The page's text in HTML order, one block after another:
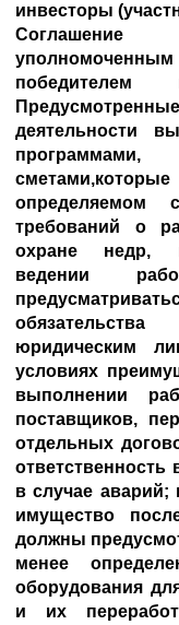
инвесторы
Соглашение
победителем
деятельности
определяемом
требований о
охране недр,
ведении
юридическим
условиях
выполнении
поставщиков,
отдельных
в случае
имущество
должны
менее
оборудования
и их